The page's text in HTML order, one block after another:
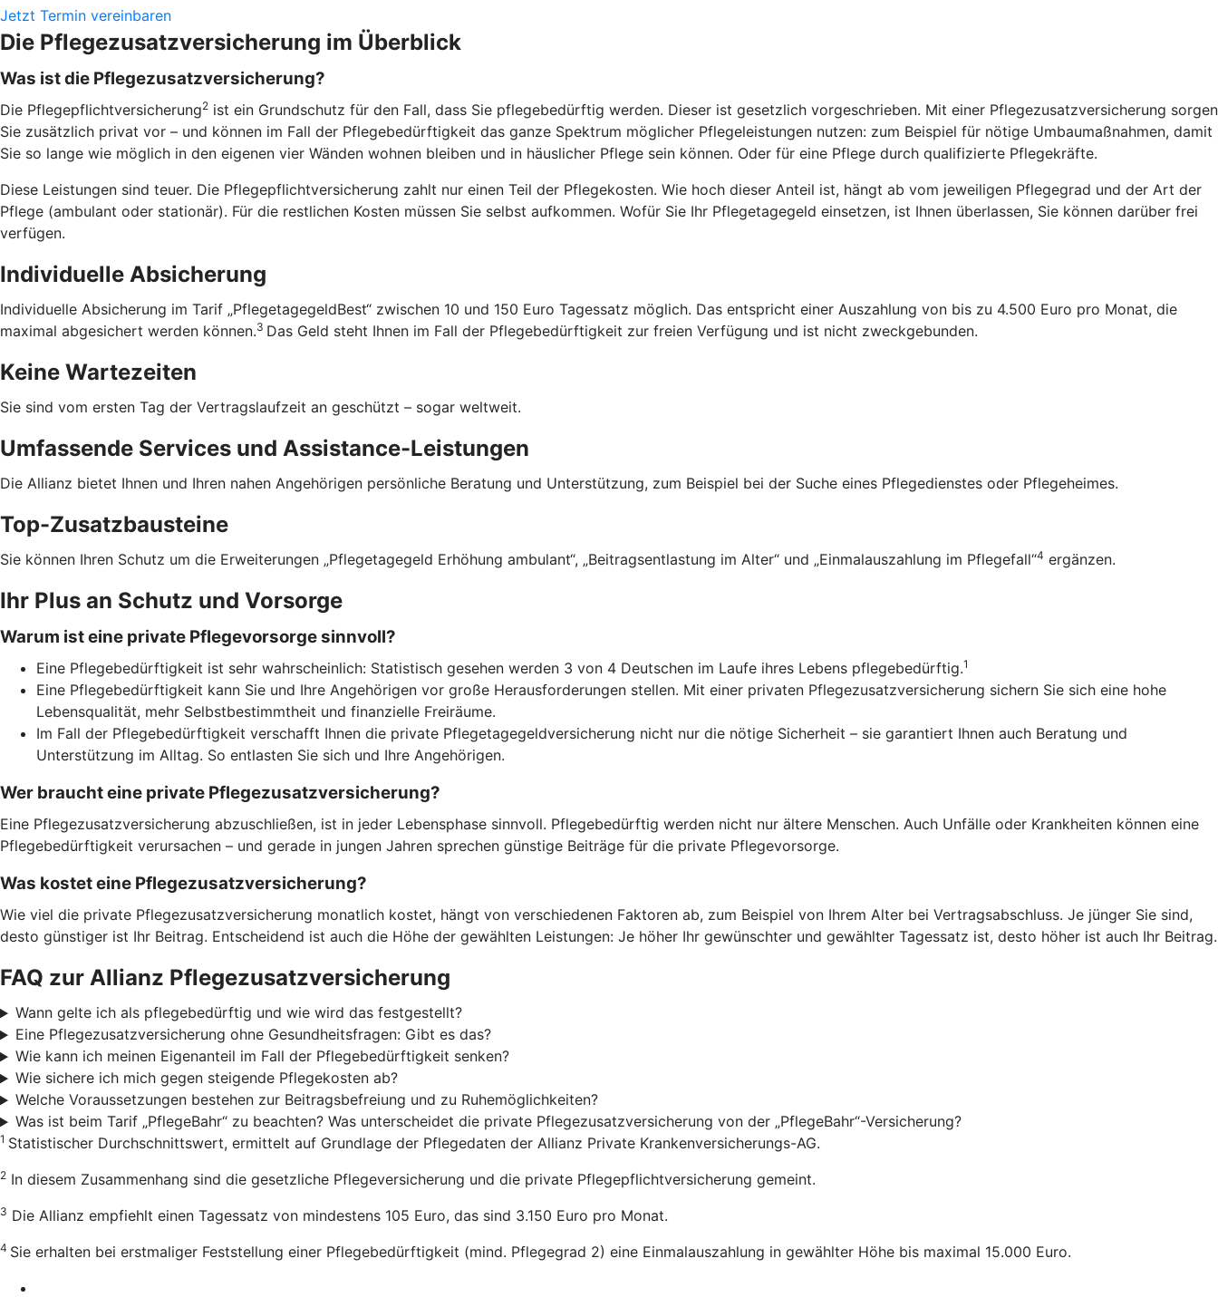
Jetzt Termin vereinbaren
Die Pflegezusatzversicherung im Überblick
Was ist die Pflegezusatzversicherung?
Die Pflegepflichtversicherung2 ist ein Grundschutz für den Fall, dass Sie pflegebedürftig werden. Dieser ist gesetzlich vorgeschrieben. Mit einer Pflegezusatzversicherung sorgen
Sie zusätzlich privat vor – und können im Fall der Pflegebedürftigkeit das ganze Spektrum möglicher Pflegeleistungen nutzen: zum Beispiel für nötige Umbaumaßnahmen, damit
Sie so lange wie möglich in den eigenen vier Wänden wohnen bleiben und in häuslicher Pflege sein können. Oder für eine Pflege durch qualifizierte Pflegekräfte.
Diese Leistungen sind teuer. Die Pflegepflichtversicherung zahlt nur einen Teil der Pflegekosten. Wie hoch dieser Anteil ist, hängt ab vom jeweiligen Pflegegrad und der Art der
Pflege (ambulant oder stationär). Für die restlichen Kosten müssen Sie selbst aufkommen. Wofür Sie Ihr Pflegetagegeld einsetzen, ist Ihnen überlassen, Sie können darüber frei
verfügen.
Individuelle Absicherung
Individuelle Absicherung im Tarif „PflegetagegeldBest“ zwischen 10 und 150 Euro Tagessatz möglich. Das entspricht einer Auszahlung von bis zu 4.500 Euro pro Monat, die
maximal abgesichert werden können.3 Das Geld steht Ihnen im Fall der Pflegebedürftigkeit zur freien Verfügung und ist nicht zweckgebunden.
Keine Wartezeiten
Sie sind vom ersten Tag der Vertragslaufzeit an geschützt – sogar weltweit.
Umfassende Services und Assistance-Leistungen
Die Allianz bietet Ihnen und Ihren nahen Angehörigen persönliche Beratung und Unterstützung, zum Beispiel bei der Suche eines Pflegedienstes oder Pflegeheimes.
Top-Zusatzbausteine
Sie können Ihren Schutz um die Erweiterungen „Pflegetagegeld Erhöhung ambulant“, „Beitragsentlastung im Alter“ und „Einmalauszahlung im Pflegefall“4 ergänzen.
Ihr Plus an Schutz und Vorsorge
Warum ist eine private Pflegevorsorge sinnvoll?
Eine Pflegebedürftigkeit ist sehr wahrscheinlich: Statistisch gesehen werden 3 von 4 Deutschen im Laufe ihres Lebens pflegebedürftig.1
Eine Pflegebedürftigkeit kann Sie und Ihre Angehörigen vor große Herausforderungen stellen. Mit einer privaten Pflegezusatzversicherung sichern Sie sich eine hohe
Lebensqualität, mehr Selbstbestimmtheit und finanzielle Freiräume.
Im Fall der Pflegebedürftigkeit verschafft Ihnen die private Pflegetagegeldversicherung nicht nur die nötige Sicherheit – sie garantiert Ihnen auch Beratung und
Unterstützung im Alltag. So entlasten Sie sich und Ihre Angehörigen.
Wer braucht eine private Pflegezusatzversicherung?
Eine Pflegezusatzversicherung abzuschließen, ist in jeder Lebensphase sinnvoll. Pflegebedürftig werden nicht nur ältere Menschen. Auch Unfälle oder Krankheiten können eine
Pflegebedürftigkeit verursachen – und gerade in jungen Jahren sprechen günstige Beiträge für die private Pflegevorsorge.
Was kostet eine Pflegezusatzversicherung?
Wie viel die private Pflegezusatzversicherung monatlich kostet, hängt von verschiedenen Faktoren ab, zum Beispiel von Ihrem Alter bei Vertragsabschluss. Je jünger Sie sind,
desto günstiger ist Ihr Beitrag. Entscheidend ist auch die Höhe der gewählten Leistungen: Je höher Ihr gewünschter und gewählter Tagessatz ist, desto höher ist auch Ihr Beitrag.
FAQ zur Allianz Pflegezusatzversicherung
Wann gelte ich als pflegebedürftig und wie wird das festgestellt?
Eine Pflegezusatzversicherung ohne Gesundheitsfragen: Gibt es das?
Wie kann ich meinen Eigenanteil im Fall der Pflegebedürftigkeit senken?
Wie sichere ich mich gegen steigende Pflegekosten ab?
Welche Voraussetzungen bestehen zur Beitragsbefreiung und zu Ruhemöglichkeiten?
Was ist beim Tarif „PflegeBahr“ zu beachten? Was unterscheidet die private Pflegezusatzversicherung von der „PflegeBahr“-Versicherung?
1 Statistischer Durchschnittswert, ermittelt auf Grundlage der Pflegedaten der Allianz Private Krankenversicherungs-AG.
2 In diesem Zusammenhang sind die gesetzliche Pflegeversicherung und die private Pflegepflichtversicherung gemeint.
3 Die Allianz empfiehlt einen Tagessatz von mindestens 105 Euro, das sind 3.150 Euro pro Monat.
4 Sie erhalten bei erstmaliger Feststellung einer Pflegebedürftigkeit (mind. Pflegegrad 2) eine Einmal­auszahlung in gewählter Höhe bis maximal 15.000 Euro.